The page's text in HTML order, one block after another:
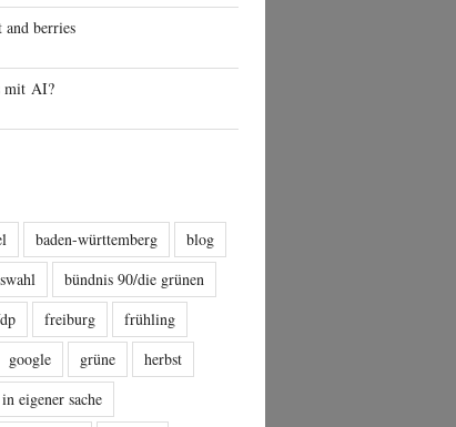
and berries
mit AI?
baden-württemberg
blog
bündnis 90/die grünen
freiburg
frühling
google grüne
herbst
in eigener sache